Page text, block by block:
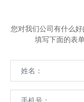
您对我们公司有什么
填写下面的表